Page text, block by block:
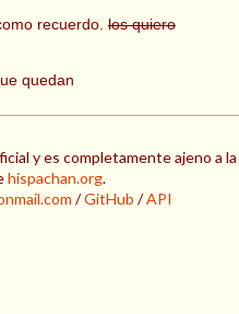
recuerdo. los quiero
quedan
y es completamente ajeno a la
hispachan.org.
/GitHub /API